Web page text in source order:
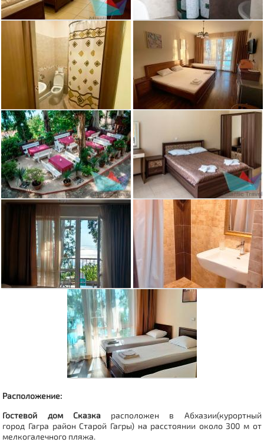
Расположение:
Гостевой дом Сказкарасположен в Абхазии(курортный
город Гагра район Старой Гагры) на расстоянии около 300 м от
мелкогалечного пляжа.